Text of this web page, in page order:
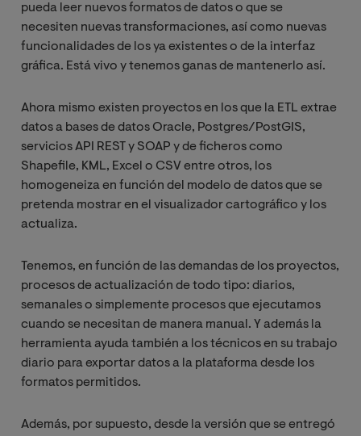
pueda leer nuevos formatos de datos o que se
necesiten nuevas transformaciones, así como nuevas
funcionalidades de los ya existentes o de la interfaz
gráfica. Está vivo y tenemos ganas de mantenerlo así.
Ahora mismo existen proyectos en los que la ETL extrae
datos a bases de datos Oracle, Postgres/PostGIS,
servicios API REST y SOAP y de ficheros como
Shapefile, KML, Excel o CSV entre otros, los
homogeneiza en función del modelo de datos que se
pretenda mostrar en el visualizador cartográfico y los
actualiza.
Tenemos, en función de las demandas de los proyectos,
procesos de actualización de todo tipo: diarios,
semanales o simplemente procesos que ejecutamos
cuando se necesitan de manera manual. Y además la
herramienta ayuda también a los técnicos en su trabajo
diario para exportar datos a la plataforma desde los
formatos permitidos.
Además, por supuesto, desde la versión que se entregó